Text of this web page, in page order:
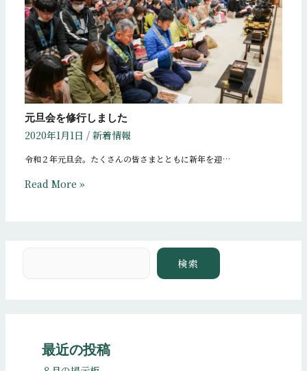
元旦会を修行しました
2020年1月1日 / 新着情報
令和２年元旦会。たくさんの皆さまとともに新年を迎…
Read More »
検索
最近の投稿